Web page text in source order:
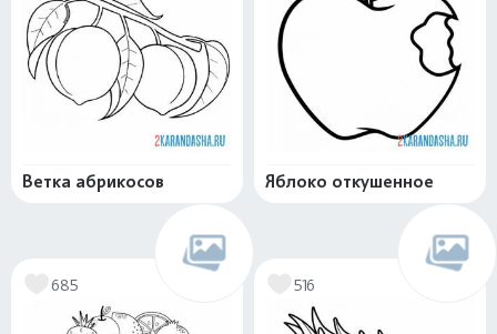
Ветка абрикосов Яблоко откушенное
685 516